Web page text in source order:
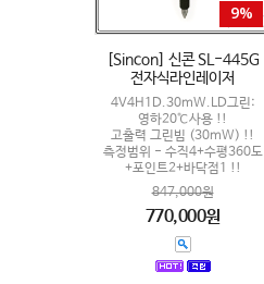
9%
[Sincon] 신콘 SL-445G
전자식라인레이저
4V4H1D.30mW.LD그린:
영하20℃사용 !!
고출력 그린빔 (30mW) !!
측정범위 - 수직4+수평360도
+포인트2+바닥점1 !!
847,000원
770,000원